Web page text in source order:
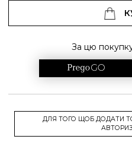
За цю
ДЛЯ ТОГО ЩОБ ДОДАТИ